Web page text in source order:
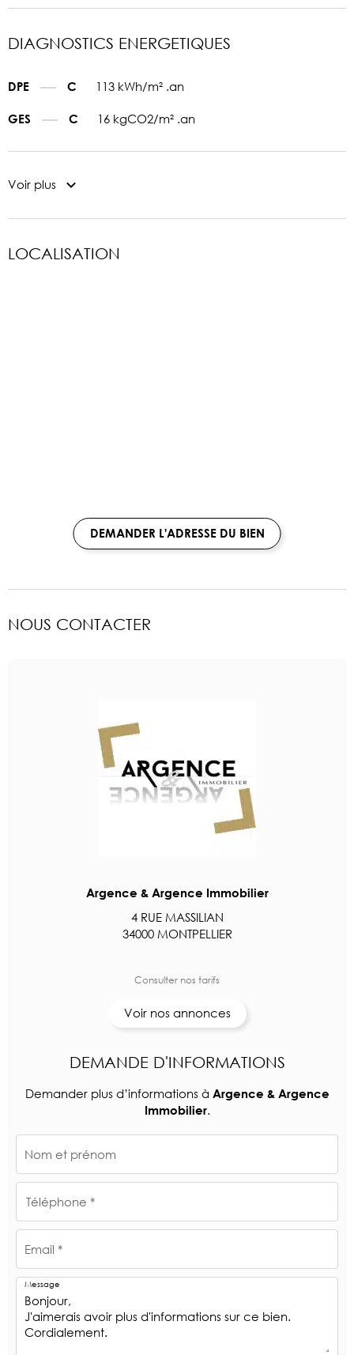
DIAGNOSTICS ENERGETIQUES
DPE C 113 kWh/m² .an
GES C 16 kgCO2/m² .an
Voir plus
LOCALISATION
DEMANDER L'ADRESSE DU BIEN
NOUS CONTACTER
Argence & Argence Immobilier
4 RUE MASSILIAN
34000 MONTPELLIER
Consulter nos tarifs
Voir nos annonces
DEMANDE D'INFORMATIONS
Demander plus d’informations à Argence & Argence
Immobilier.
Nom et prénom
Téléphone *
Email *
Message